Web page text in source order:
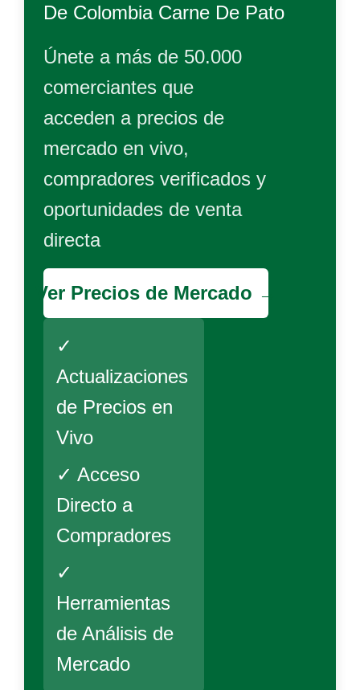
De Colombia Carne De Pato
Únete a más de 50.000
comerciantes que
acceden a precios de
mercado en vivo,
compradores verificados y
oportunidades de venta
directa
Ver Precios de Mercado →
✓
Actualizaciones
de Precios en
Vivo
✓ Acceso
Directo a
Compradores
✓
Herramientas
de Análisis de
Mercado